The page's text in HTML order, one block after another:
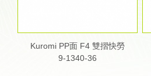
Kuromi PP面 F4 雙摺快勞
9-1340-36